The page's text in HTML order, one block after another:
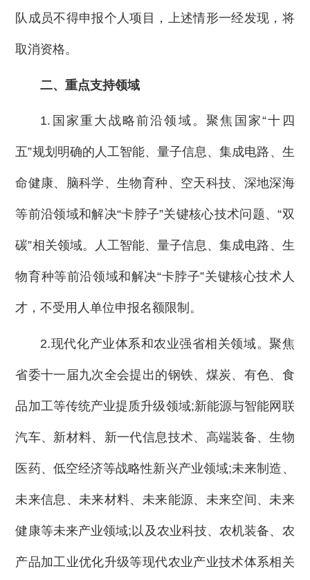
队成员不得申报个人项目，上述情形一经发现，将
取消资格。
二、重点支持领域
1.国家重大战略前沿领域。聚焦国家“十四
五”规划明确的人工智能、量子信息、集成电路、生
命健康、脑科学、生物育种、空天科技、深地深海
等前沿领域和解决“卡脖子”关键核心技术问题、“双
碳”相关领域。人工智能、量子信息、集成电路、生
物育种等前沿领域和解决“卡脖子”关键核心技术人
才，不受用人单位申报名额限制。
2.现代化产业体系和农业强省相关领域。聚焦
省委十一届九次全会提出的钢铁、煤炭、有色、食
品加工等传统产业提质升级领域;新能源与智能网联
汽车、新材料、新一代信息技术、高端装备、生物
医药、低空经济等战略性新兴产业领域;未来制造、
未来信息、未来材料、未来能源、未来空间、未来
健康等未来产业领域;以及农业科技、农机装备、农
产品加工业优化升级等现代农业产业技术体系相关